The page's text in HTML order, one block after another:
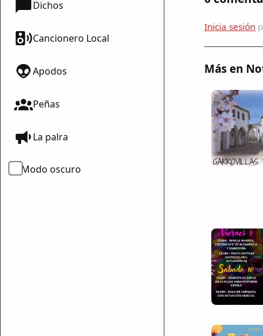
Dichos
Cancionero Local
Apodos
Peñas
La palra
Modo oscuro
Inicia sesión
Más en